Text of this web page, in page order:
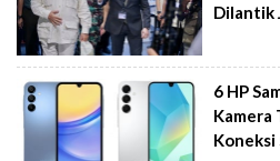
Dilantik
6 HP
Kamera
Koneksi